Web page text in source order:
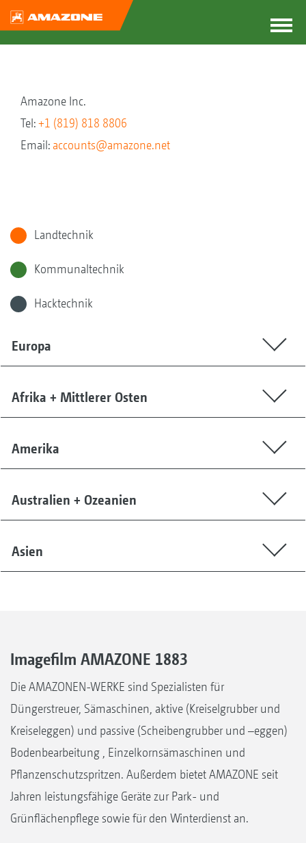
Amazone Inc.
Tel:+1 (819) 818 8806
Email: accounts@amazone.net
Landtechnik
Kommunaltechnik
Hacktechnik
Europa
Afrika + Mittlerer Osten
Amerika
Australien + Ozeanien
Asien
Imagefilm AMAZONE 1883
Die AMAZONEN-WERKE sind Spezialisten für
Düngerstreuer, Sämaschinen, aktive (Kreiselgrubber und
Kreiseleggen) und passive (Scheibengrubber und –eggen)
Bodenbearbeitung , Einzelkornsämaschinen und
Pflanzenschutzspritzen. Außerdem bietet AMAZONE seit
Jahren leistungsfähige Geräte zur Park- und
Grünflächenpflege sowie für den Winterdienst an.